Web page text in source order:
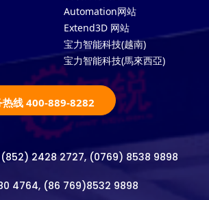
Automation网站
Extend3D 网站
宝力智能科技(越南)
宝力智能科技(馬來西亞)
热线 400-889-8282
2428 2727, (0769) 8538 9898
4764, (86 769)8532 9898